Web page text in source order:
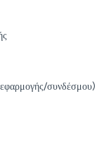
συνδέσμου)